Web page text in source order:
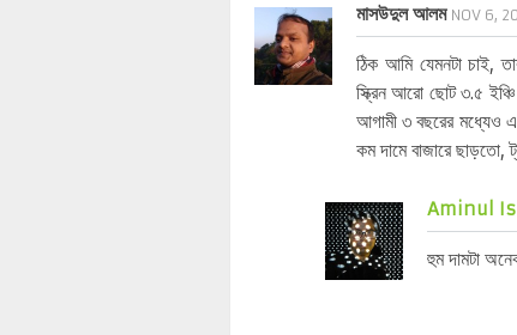
মাসউদুল আলম NOV 6,
ঠিক আমি যেমনটা চাই,
স্ক্রিন আরো ছোট ৩.৫
আগামী ৩ বছরের মধ্যেও
কম দামে বাজারে ছাড়তো,
Aminul
হুম দামটা